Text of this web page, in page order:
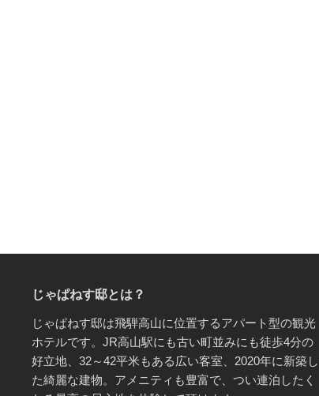
じゃぱねす邸とは？
じゃぱねす邸は飛騨高山に位置するアパート型の観光
ホテルです。JR高山駅にも古い町並みにも徒歩4分の
好立地、32～42平米もある広い客室、2020年に新築し
た綺麗な建物。アメニティも豊富で、つい連泊したく